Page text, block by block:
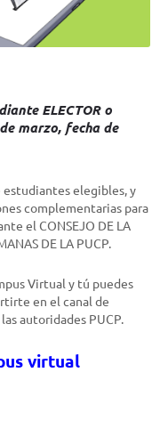
ELECTOR o
marzo, fecha de
estudiantes elegibles, y
complementarias para
el CONSEJO DE LA
DE LA PUCP.
Virtual y tú puedes
en el canal de
autoridades PUCP.
virtual